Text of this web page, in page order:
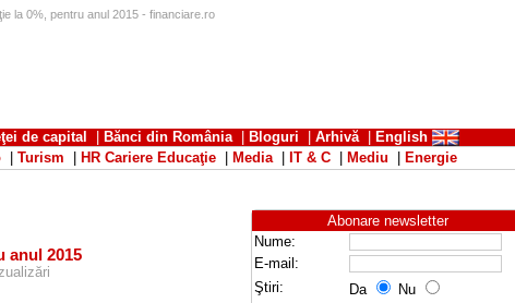
la 0%, pentru anul 2015 - financiare.ro
de capital Bănci din România| Bloguri Arhivă|
English
Turism HR Cariere Educaţie Media| IT & C Mediu Energie
anul 2015
Abonare newsletter
Nume:
E-mail:
Ştiri:
Da
Nu